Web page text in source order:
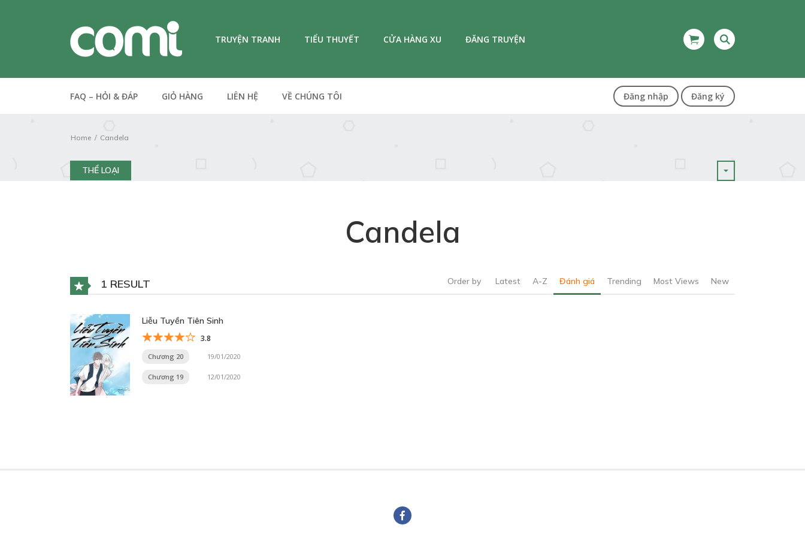
TRUYỆN TRANH TIỂU THUYẾT CỬA HÀNG XU ĐĂNG TRUYỆN
FAQ – HỎI & ĐÁP GIỎ HÀNG LIÊN HỆ VỀ CHÚNG TÔI Đăng nhập Đăng ký
Home Candela
THỂ LOẠI
Candela
1 RESULT Order by Latest A-Z Đánh giá Trending Most Views New
Liễu Tuyền Tiên Sinh
3.8
Chương 20 19/01/2020
Chương 19 12/01/2020